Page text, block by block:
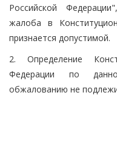
Российской
жалоба в
признается допустимой.
2. Определение
Федерации по
обжалованию не